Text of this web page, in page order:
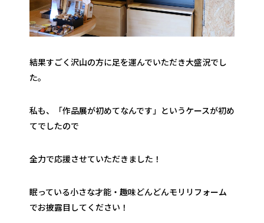
結果すごく沢山の方に足を運んでいただき大盛況でし
た。
私も、「作品展が初めてなんです」というケースが初め
てでしたので
全力で応援させていただきました！
眠っている小さな才能・趣味どんどんモリリフォーム
でお披露目してください！